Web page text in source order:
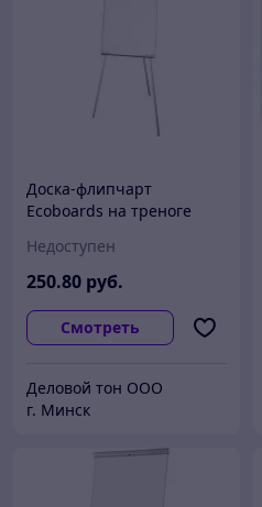
Доска-флипчарт
Ecoboards на треноге
Недоступен
250.80 руб.
Смотреть
Деловой тон ООО
г. Минск